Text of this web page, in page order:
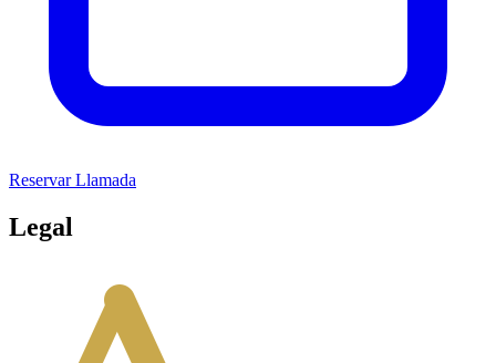
Reservar Llamada
Legal